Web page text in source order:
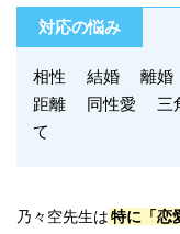
対応の悩み
相性 結婚 離
距離 同性愛 三
て
乃々空先生は特に「恋